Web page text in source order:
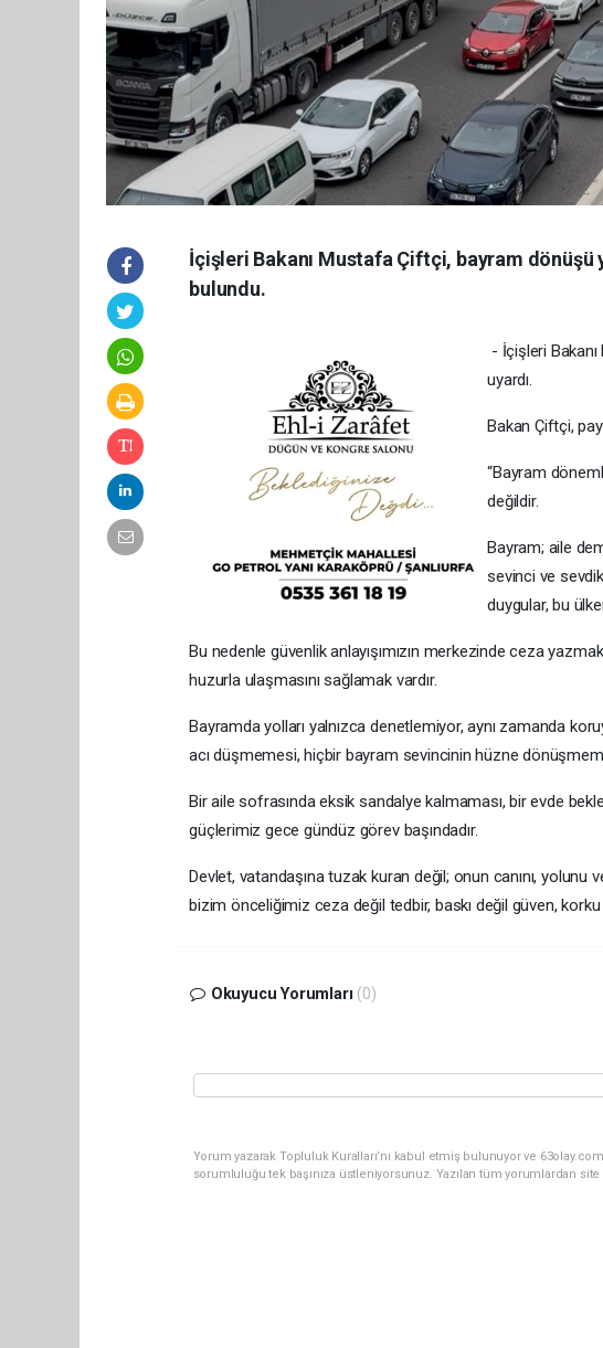
İçişleri Bakanı Mustafa Çiftçi, bayram dönüşü
bulundu.
- İçişleri
uyardı.
Bakan Çiftçi,
“Bayram
değildir.
Bayram; aile
sevinci ve
duygular, bu
Bu nedenle güvenlik anlayışımızın merkezinde ceza
huzurla ulaşmasını sağlamak vardır.
Bayramda yolları yalnızca denetlemiyor, aynı zamanda
acı düşmemesi, hiçbir bayram sevincinin hüzne
Bir aile sofrasında eksik sandalye kalmaması, bir evde
güçlerimiz gece gündüz görev başındadır.
Devlet, vatandaşına tuzak kuran değil; onun canını,
bizim önceliğimiz ceza değil tedbir, baskı değil güven, korku
Okuyucu Yorumları (0)
Yorum yazarak Topluluk Kuralları’nı kabul etmiş bulunuyor ve
sorumluluğu tek başınıza üstleniyorsunuz. Yazılan tüm yorumlardan